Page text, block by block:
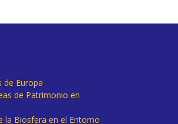
de Europa
de Patrimonio en
la Biosfera en el Entorno